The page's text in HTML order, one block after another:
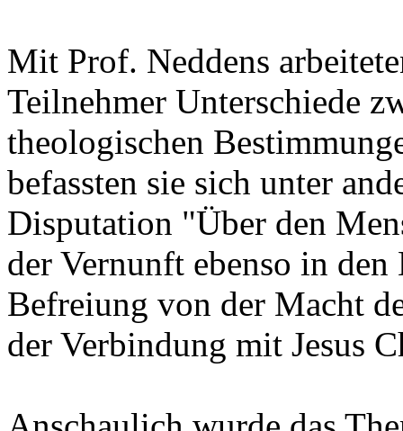
Mit Prof. Neddens
Teilnehmer Unterschiede
theologischen
befassten sie sich unter
Disputation "Über den
der Vernunft ebenso in
Befreiung von der Macht
der Verbindung mit Jesus